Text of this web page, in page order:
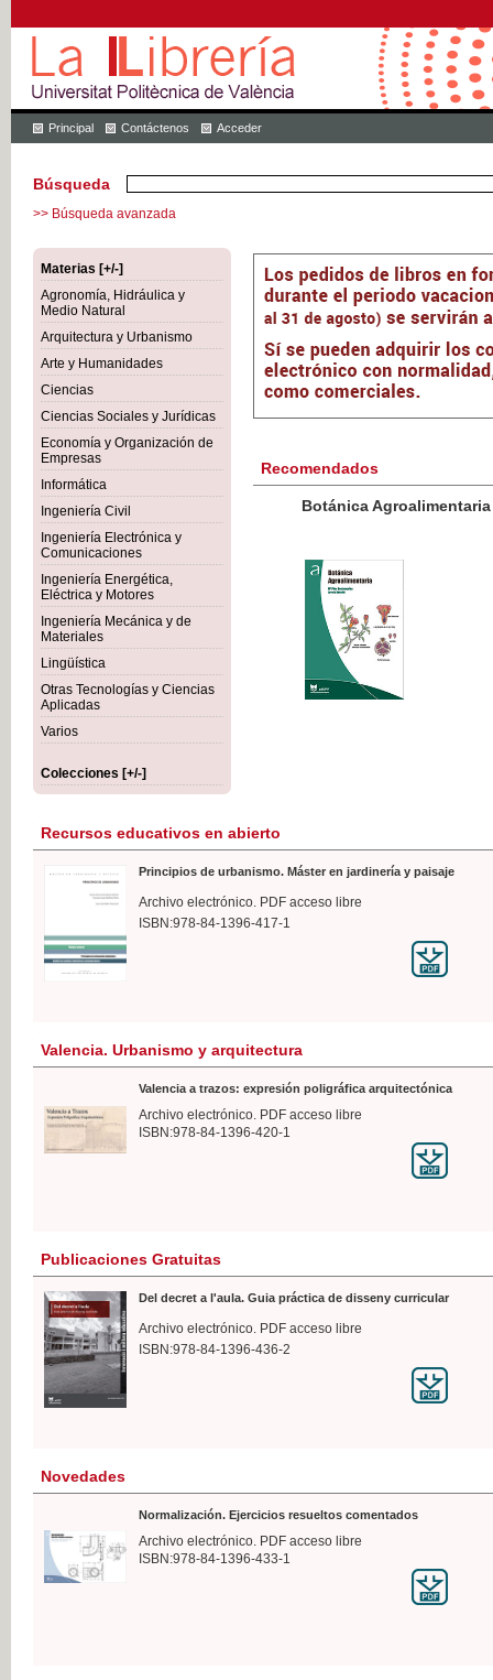
Principal Contáctenos Acceder
Búsqueda
>> Búsqueda avanzada
Materias [+/-]
Agronomía, Hidráulica y
Medio Natural
Arquitectura y Urbanismo
Arte y Humanidades
Ciencias
Ciencias Sociales y Jurídicas
Economía y Organización de
Empresas
Informática
Ingeniería Civil
Ingeniería Electrónica y
Comunicaciones
Ingeniería Energética,
Eléctrica y Motores
Ingeniería Mecánica y de
Materiales
Lingüística
Otras Tecnologías y Ciencias
Aplicadas
Varios
Colecciones [+/-]
Recomendados
Botánica Agroalimentaria
Recursos educativos en abierto
Principios de urbanismo. Máster en jardinería y paisaje
Archivo electrónico. PDF acceso libre
ISBN:978-84-1396-417-1
Valencia. Urbanismo y arquitectura
Valencia a trazos: expresión poligráfica arquitectónica
Archivo electrónico. PDF acceso libre
ISBN:978-84-1396-420-1
Publicaciones Gratuitas
Del decret a l'aula. Guia práctica de disseny curricular
Archivo electrónico. PDF acceso libre
ISBN:978-84-1396-436-2
Novedades
Normalización. Ejercicios resueltos comentados
Archivo electrónico. PDF acceso libre
ISBN:978-84-1396-433-1